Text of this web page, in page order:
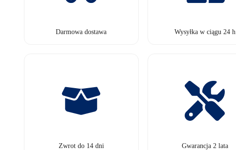
Darmowa dostawa Wysyłka w ciągu 24 h
Zwrot do 14 dni Gwarancja 2 lata